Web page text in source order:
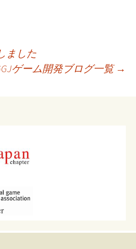
ました
ゲーム開発ブログ一覧→